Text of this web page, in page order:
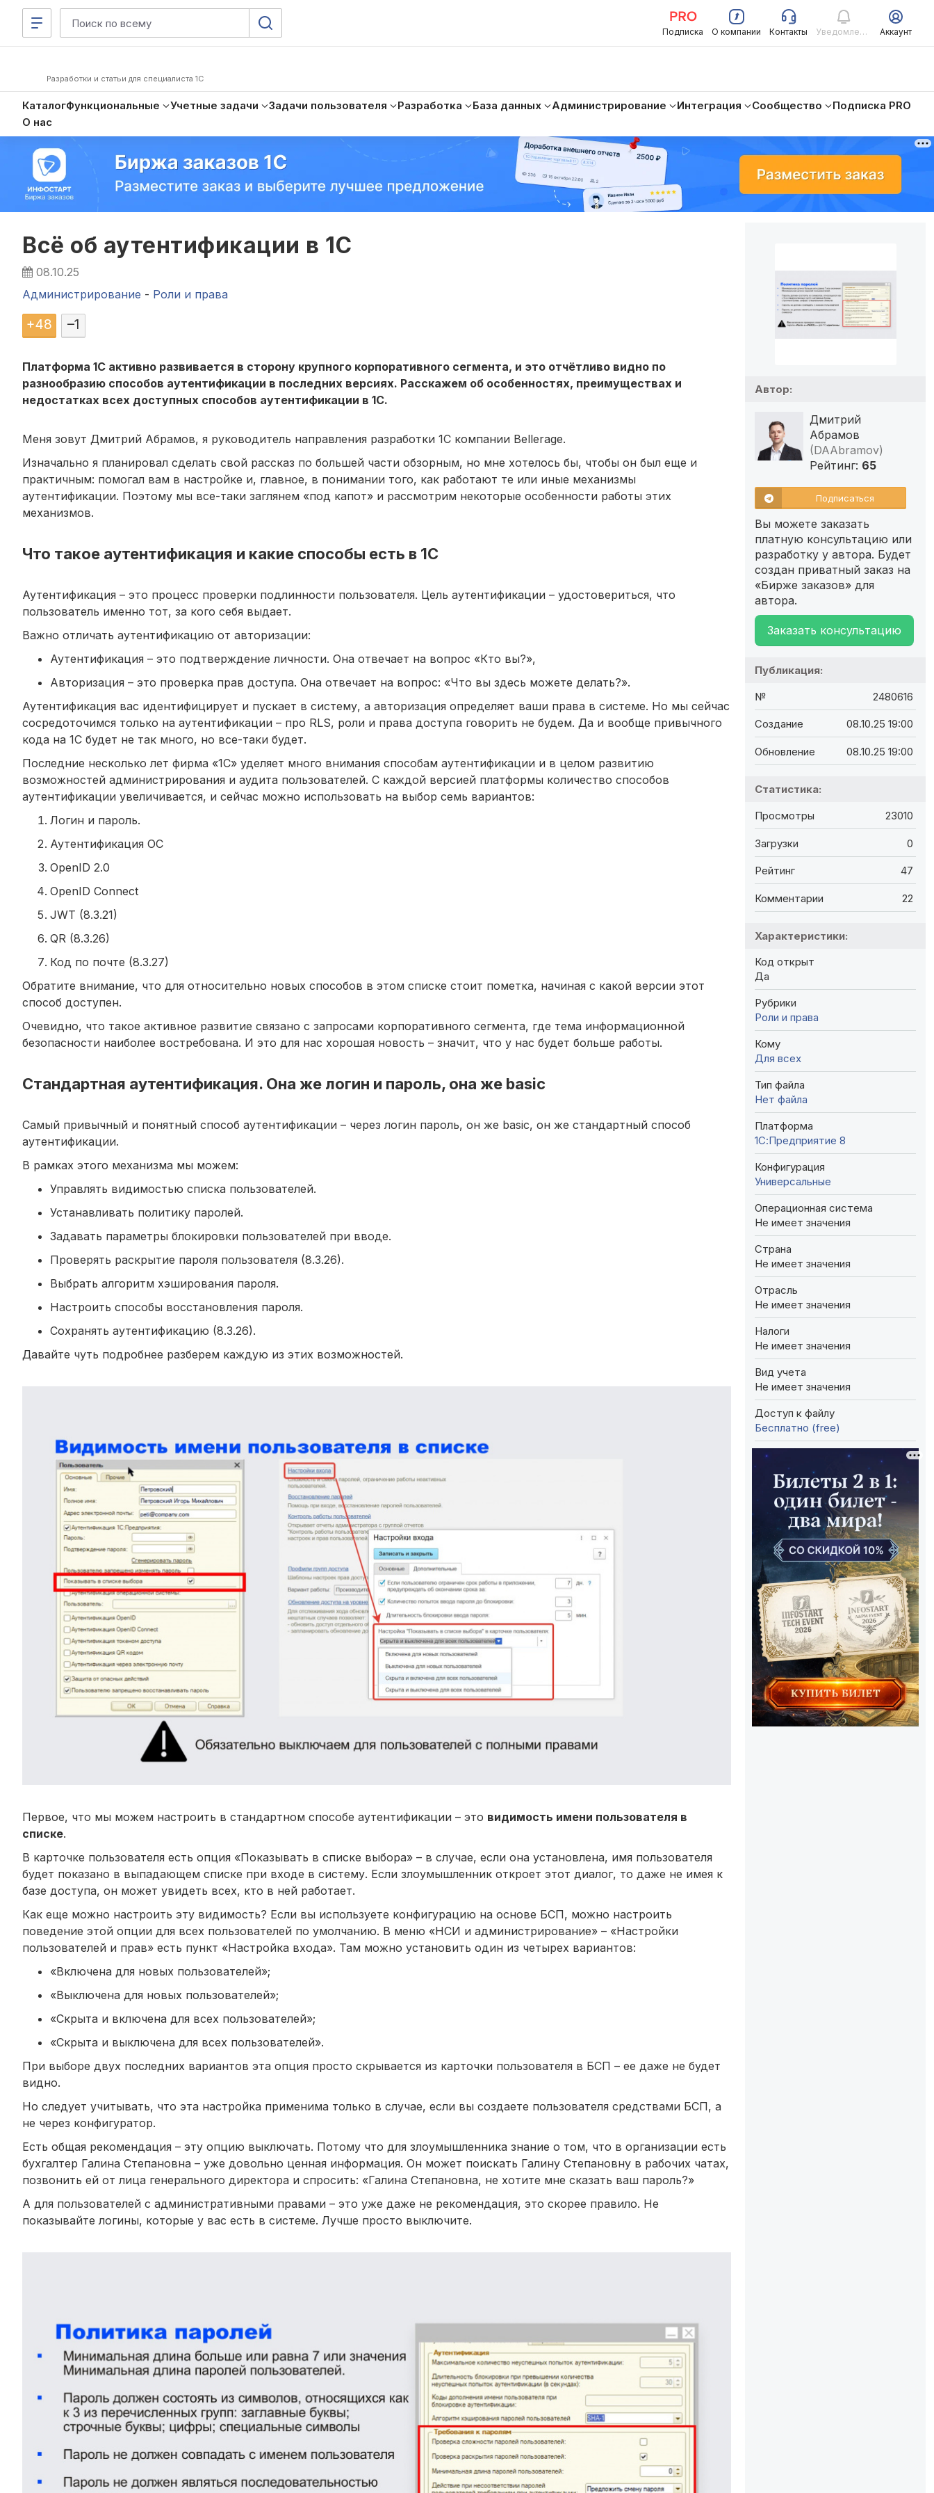
Подписка О компании Контакты Уведомления Аккаунт
Разработки и статьи для специалиста 1С
КаталогФункциональные Учетные задачи Задачи пользователя Разработка База данных Администрирование Интеграция Сообщество
Подписка PRO
О нас
Всё об аутентификации в 1С
08.10.25
Администрирование - Роли и права
+48 –1
Платформа 1С активно развивается в сторону крупного корпоративного сегмента, и это отчётливо видно по
разнообразию способов аутентификации в последних версиях. Расскажем об особенностях, преимуществах и
недостатках всех доступных способов аутентификации в 1С.
Меня зовут Дмитрий Абрамов, я руководитель направления разработки 1С компании Bellerage.
Изначально я планировал сделать свой рассказ по большей части обзорным, но мне хотелось бы, чтобы он был еще и
практичным: помогал вам в настройке и, главное, в понимании того, как работают те или иные механизмы
аутентификации. Поэтому мы все-таки заглянем «под капот» и рассмотрим некоторые особенности работы этих
механизмов.
Что такое аутентификация и какие способы есть в 1С
Аутентификация – это процесс проверки подлинности пользователя. Цель аутентификации – удостовериться, что
пользователь именно тот, за кого себя выдает.
Важно отличать аутентификацию от авторизации:
Аутентификация – это подтверждение личности. Она отвечает на вопрос «Кто вы?»,
Авторизация – это проверка прав доступа. Она отвечает на вопрос: «Что вы здесь можете делать?».
Аутентификация вас идентифицирует и пускает в систему, а авторизация определяет ваши права в системе. Но мы сейчас
сосредоточимся только на аутентификации – про RLS, роли и права доступа говорить не будем. Да и вообще привычного
кода на 1С будет не так много, но все-таки будет.
Последние несколько лет фирма «1С» уделяет много внимания способам аутентификации и в целом развитию
возможностей администрирования и аудита пользователей. С каждой версией платформы количество способов
аутентификации увеличивается, и сейчас можно использовать на выбор семь вариантов:
Логин и пароль.
Аутентификация ОС
OpenID 2.0
OpenID Connect
JWT (8.3.21)
QR (8.3.26)
Код по почте (8.3.27)
Обратите внимание, что для относительно новых способов в этом списке стоит пометка, начиная с какой версии этот
способ доступен.
Очевидно, что такое активное развитие связано с запросами корпоративного сегмента, где тема информационной
безопасности наиболее востребована. И это для нас хорошая новость – значит, что у нас будет больше работы.
Стандартная аутентификация. Она же логин и пароль, она же basic
Самый привычный и понятный способ аутентификации – через логин пароль, он же basic, он же стандартный способ
аутентификации.
В рамках этого механизма мы можем:
Управлять видимостью списка пользователей.
Устанавливать политику паролей.
Задавать параметры блокировки пользователей при вводе.
Проверять раскрытие пароля пользователя (8.3.26).
Выбрать алгоритм хэширования пароля.
Настроить способы восстановления пароля.
Сохранять аутентификацию (8.3.26).
Давайте чуть подробнее разберем каждую из этих возможностей.
Первое, что мы можем настроить в стандартном способе аутентификации – это видимость имени пользователя в
списке.
В карточке пользователя есть опция «Показывать в списке выбора» – в случае, если она установлена, имя пользователя
будет показано в выпадающем списке при входе в систему. Если злоумышленник откроет этот диалог, то даже не имея к
базе доступа, он может увидеть всех, кто в ней работает.
Как еще можно настроить эту видимость? Если вы используете конфигурацию на основе БСП, можно настроить
поведение этой опции для всех пользователей по умолчанию. В меню «НСИ и администрирование» – «Настройки
пользователей и прав» есть пункт «Настройка входа». Там можно установить один из четырех вариантов:
«Включена для новых пользователей»;
«Выключена для новых пользователей»;
«Скрыта и включена для всех пользователей»;
«Скрыта и выключена для всех пользователей».
При выборе двух последних вариантов эта опция просто скрывается из карточки пользователя в БСП – ее даже не будет
видно.
Но следует учитывать, что эта настройка применима только в случае, если вы создаете пользователя средствами БСП, а
не через конфигуратор.
Есть общая рекомендация – эту опцию выключать. Потому что для злоумышленника знание о том, что в организации есть
бухгалтер Галина Степановна – уже довольно ценная информация. Он может поискать Галину Степановну в рабочих чатах,
позвонить ей от лица генерального директора и спросить: «Галина Степановна, не хотите мне сказать ваш пароль?»
А для пользователей с административными правами – это уже даже не рекомендация, это скорее правило. Не
показывайте логины, которые у вас есть в системе. Лучше просто выключите.
Автор:
Дмитрий
Абрамов
(DAAbramov)
Рейтинг: 65
Подписаться
Вы можете заказать
платную консультацию или
разработку у автора. Будет
создан приватный заказ на
«Бирже заказов» для
автора.
Заказать консультацию
Публикация:
№ 2480616
Создание 08.10.25 19:00
Обновление 08.10.25 19:00
Статистика:
Просмотры 23010
Загрузки 0
Рейтинг 47
Комментарии 22
Характеристики:
Код открыт
Да
Рубрики
Роли и права
Кому
Для всех
Тип файла
Нет файла
Платформа
1С:Предприятие 8
Конфигурация
Универсальные
Операционная система
Не имеет значения
Страна
Не имеет значения
Отрасль
Не имеет значения
Налоги
Не имеет значения
Вид учета
Не имеет значения
Доступ к файлу
Бесплатно (free)